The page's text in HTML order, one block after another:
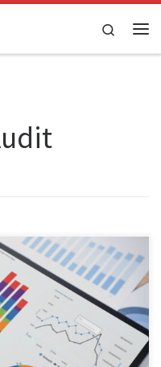
Search
Perusahaan Kecanggihan
semua aspek, termasuk
aplikasi audit
melakukan pemeriksaan
Dengan adanya